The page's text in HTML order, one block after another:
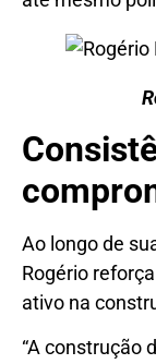
Ao longo de
Rogério
ativo na
“A construção